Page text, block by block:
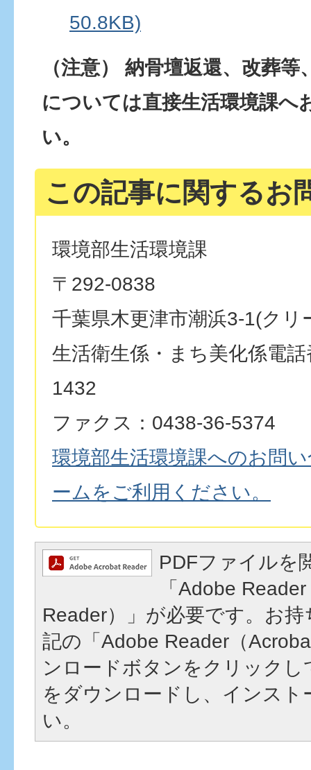
50.8KB)
（注意） 納骨壇返還、改葬
については直接生活環境課へ
い。
この記事に関するお
環境部生活環境課
〒292-0838
千葉県木更津市潮浜3-1(クリ
生活衛生係・まち美化係電
1432
ファクス：0438-36-5374
環境部生活環境課へのお問
ームをご利用ください。
PDFファイルを
「Adobe
Reader）」が必要です。お
記の「Adobe Reader（
ンロードボタンをクリック
をダウンロードし、インスト
い。